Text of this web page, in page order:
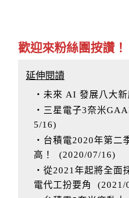
歡迎來粉絲團按讚！
延伸閱讀
‧未來 AI 發展八大新
‧三星電子3奈米
5/16)
‧台積電2020年第二
高！
(2020/07/16)
‧從2021年起將全面
電代工扮要角
(2021/